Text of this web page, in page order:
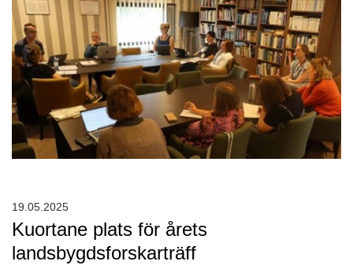
Kuortane plats för årets
landsbygdsforskarträff
19.05.2025